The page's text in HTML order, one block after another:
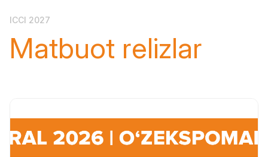
ICCI 2027
Matbuot relizlar